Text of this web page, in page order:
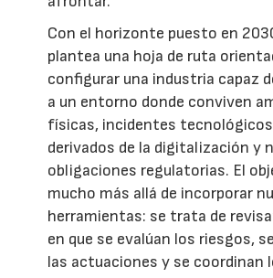
Con el horizonte puesto en
plantea una hoja de ruta
configurar una industria capaz
a un entorno donde conviven
físicas, incidentes
derivados de la digitalización y
obligaciones regulatorias. El
mucho más allá de incorporar
herramientas: se trata de
en que se evalúan los riesgos,
las actuaciones y se coordinan